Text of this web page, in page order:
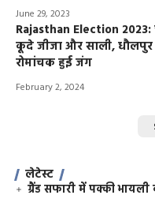
June 29, 2023
Rajasthan Election
कूदे जीजा और साली,
रोमांचक हुई जंग
February 2, 2024
लेटेस्ट
ग्रैंड सफारी में पक्की